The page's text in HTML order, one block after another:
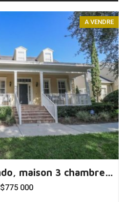
A VENDRE
Immobilier Orlando, maison 3 chambres, Floride, USA
$775 000